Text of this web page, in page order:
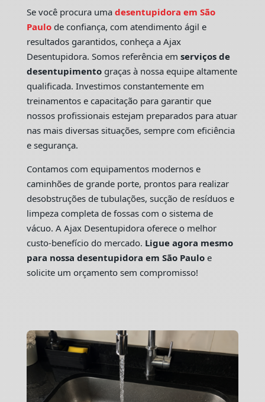
Se você procura uma desentupidora em São
Paulo de confiança, com atendimento ágil e
resultados garantidos, conheça a Ajax
Desentupidora. Somos referência em serviços de
desentupimentograças à nossa equipe altamente
qualificada. Investimos constantemente em
treinamentos e capacitação para garantir que
nossos profissionais estejam preparados para atuar
nas mais diversas situações, sempre com eficiência
e segurança.
Contamos com equipamentos modernos e
caminhões de grande porte, prontos para realizar
desobstruções de tubulações, sucção de resíduos e
limpeza completa de fossas com o sistema de
vácuo. A Ajax Desentupidora oferece o melhor
custo-benefício do mercado. Ligue agora mesmo
para nossa desentupidora em São Pauloe
solicite um orçamento sem compromisso!